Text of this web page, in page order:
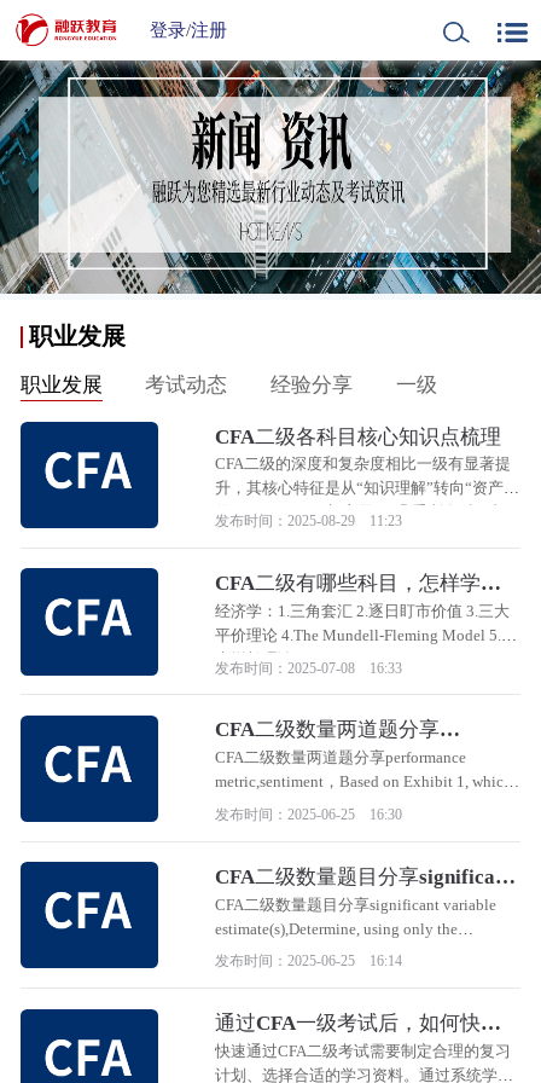
登录/注册
职业发展
职业发展 考试动态 经验分享 一级
CFA二级各科目核心知识点梳理
CFA二级的深度和复杂度相比一级有显著提
升，其核心特征是从“知识理解”转向“资产估
值（Valuation）与应用”。几乎所有科目都
发布时间：2025-08-29 11:23
CFA二级有哪些科目，怎样学习
更高效？
经济学：1.三角套汇 2.逐日盯市价值 3.三大
平价理论 4.The Mundell-Fleming Model 5.三
大增长理论
发布时间：2025-07-08 16:33
CFA二级数量两道题分享
performance metric,sentiment
CFA二级数量两道题分享performance
metric,sentiment，Based on Exhibit 1, which
confusion matrix demonstrates the most
发布时间：2025-06-25 16:30
CFA二级数量题目分享significant
variable estimate(s)
CFA二级数量题目分享significant variable
estimate(s),Determine, using only the
statistically significant variable estimate(s) in
发布时间：2025-06-25 16:14
通过CFA一级考试后，如何快速
通过二级考试？
快速通过CFA二级考试需要制定合理的复习
计划、选择合适的学习资料。通过系统学习